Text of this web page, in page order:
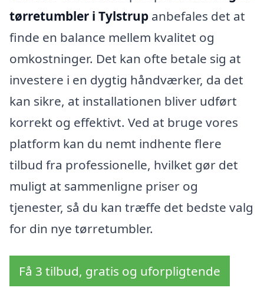
tørretumbler i Tylstrup anbefales det at
finde en balance mellem kvalitet og
omkostninger. Det kan ofte betale sig at
investere i en dygtig håndværker, da det
kan sikre, at installationen bliver udført
korrekt og effektivt. Ved at bruge vores
platform kan du nemt indhente flere
tilbud fra professionelle, hvilket gør det
muligt at sammenligne priser og
tjenester, så du kan træffe det bedste valg
for din nye tørretumbler.
Få 3 tilbud, gratis og uforpligtende